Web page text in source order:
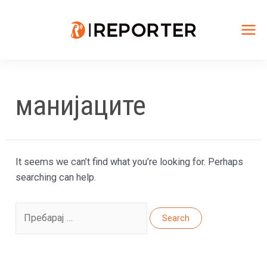
манијаците
It seems we can’t find what you’re looking for. Perhaps
searching can help.